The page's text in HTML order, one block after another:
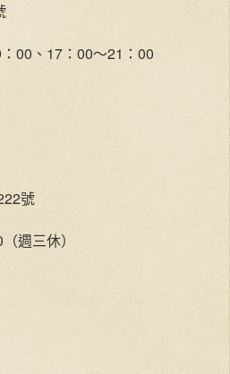
00、17：00～21：00
號
週三休）